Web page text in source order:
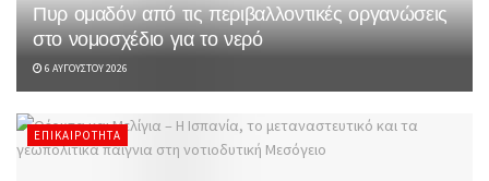
Πυρ ομαδόν από τις περιβαλλοντικές οργανώσεις
στο νομοσχέδιο για το νερό
6 ΑΥΓΟΎΣΤΟΥ 2026
ΕΠΙΚΑΙΡΌΤΗΤΑ